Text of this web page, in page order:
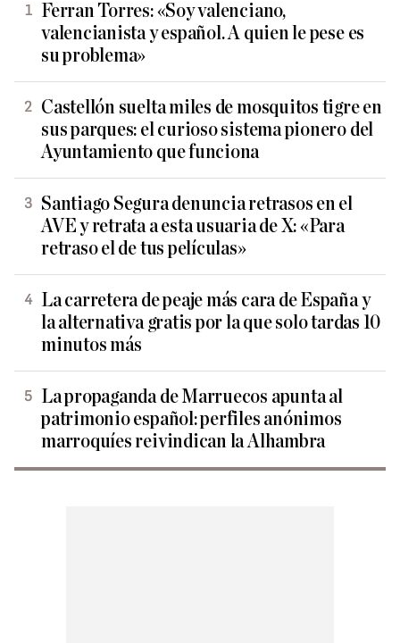
Ferran Torres: «Soy valenciano,
valencianista y español. A quien le pese es
su problema»
Castellón suelta miles de mosquitos tigre en
sus parques: el curioso sistema pionero del
Ayuntamiento que funciona
Santiago Segura denuncia retrasos en el
AVE y retrata a esta usuaria de X: «Para
retraso el de tus películas»
La carretera de peaje más cara de España y
la alternativa gratis por la que solo tardas 10
minutos más
La propaganda de Marruecos apunta al
patrimonio español: perfiles anónimos
marroquíes reivindican la Alhambra